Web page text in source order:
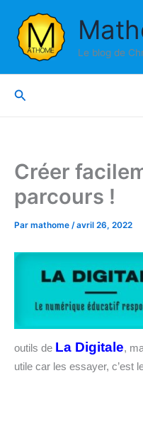
contenu
Le blog de
Rechercher
Créer
parcours !
Par mathome /avril 26, 2022
outils de La Digitale,
utile car les essayer, c’est